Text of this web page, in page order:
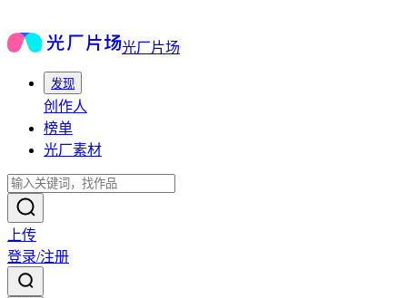
光厂片场
发现
创作人
榜单
光厂素材
上传
登录/注册